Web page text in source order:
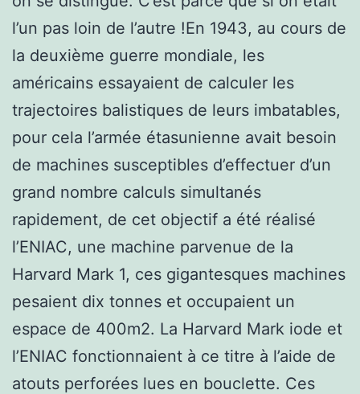
l’un pas loin de l’autre !En 1943, au cours de
la deuxième guerre mondiale, les
américains essayaient de calculer les
trajectoires balistiques de leurs imbatables,
pour cela l’armée étasunienne avait besoin
de machines susceptibles d’effectuer d’un
grand nombre calculs simultanés
rapidement, de cet objectif a été réalisé
l’ENIAC, une machine parvenue de la
Harvard Mark 1, ces gigantesques machines
pesaient dix tonnes et occupaient un
espace de 400m2. La Harvard Mark iode et
l’ENIAC fonctionnaient à ce titre à l’aide de
atouts perforées lues en bouclette. Ces